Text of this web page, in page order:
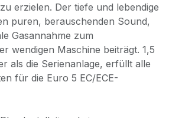
erzielen. Der tiefe und lebendige
puren, berauschenden Sound,
Gasannahme zum
wendigen Maschine beiträgt. 1,5
als die Serienanlage, erfüllt alle
für die Euro 5 EC/ECE-